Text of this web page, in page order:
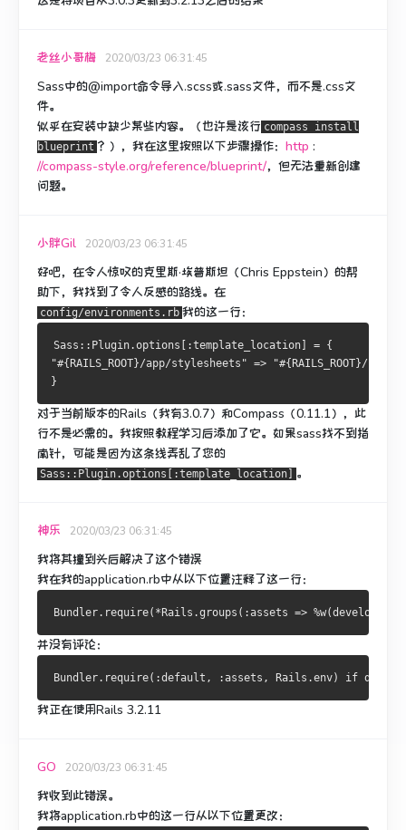
老丝小哥梅 2020/03/23 06:31:45
Sass中的@import命令导入.scss或.sass文件，而不是.css文
件。
似乎在安装中缺少某些内容。
（也许是该行 compass install
blueprint ？），我在这里按照以下步骤操作： http :
//compass-style.org/reference/blueprint/，但无法重新创建
问题。
小胖Gil 2020/03/23 06:31:45
好吧，在令人惊叹的克里斯·埃普斯坦（Chris Eppstein）的帮
助下，我找到了令人反感的路线。 在
config/environments.rb 我的这一行：
Sass::Plugin.options[:template_location] = {
"#{RAILS_ROOT}/app/stylesheets" => "#{RAILS_ROOT}/
}
对于当前版本的Rails（我有3.0.7）和Compass（0.11.1），此
行不是必需的。 我按照教程学习后添加了它。 如果sass找不到指
南针，可能是因为这条线弄乱了您的
Sass::Plugin.options[:template_location] 。
神乐 2020/03/23 06:31:45
我将其撞到头后解决了这个错误
我在我的application.rb中从以下位置注释了这一行：
并没有评论：
我正在使用Rails 3.2.11
GO 2020/03/23 06:31:45
我收到此错误。
我将application.rb中的这一行从以下位置更改：